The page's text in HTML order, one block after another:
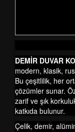
DEMİR DUVAR
modern, klasik,
Bu çeşitlilik, her
çözümler sunar.
zarif ve şık
katkıda bulunur.
Çelik, demir,